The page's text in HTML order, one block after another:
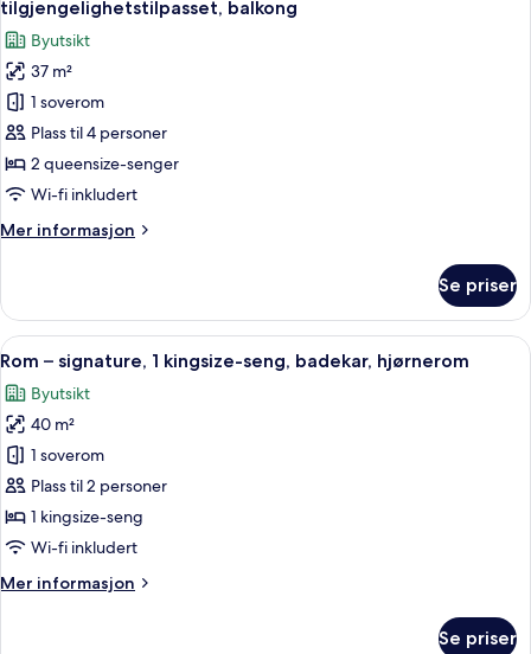
senger,
terrasse
bildene
av
Rom
–
deluxe,
2
queensize-
tilgjengelighetstilpasset,
tilgjengelighetstilpasset, balkong
Byutsikt
37 m²
1 soverom
Plass til 4 personer
2 queensize-senger
Wi-fi inkludert
Mer informasjon
Mer
–
deluxe,
2
queensize-
senger,
tilgjengelighetstilpasset,
balkong
Se priser
Åpne
alle
bildene
av
Rom
–
signature,
1
seng,
Italienske Frette-laken, sengetøy av
4
Rom – signature, 1 kingsize-seng, badekar, hjørnerom
Byutsikt
40 m²
1 soverom
Plass til 2 personer
1 kingsize-seng
Wi-fi inkludert
Mer informasjon
Mer
Se priser